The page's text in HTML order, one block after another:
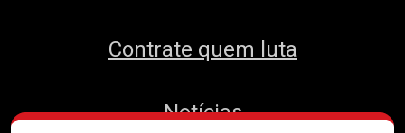
Contrate quem luta
Notícias